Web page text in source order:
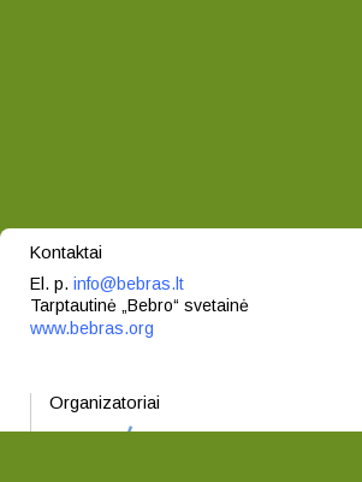
Kontaktai
El. p. info@bebras.lt
Tarptautinė „Bebro“ svetainė
www.bebras.org
Organizatoriai